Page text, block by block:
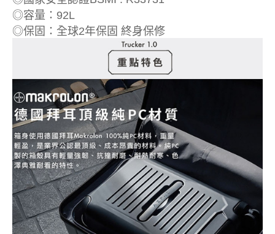
◎容量：92L
◎保固：全球2年保固 終身保修